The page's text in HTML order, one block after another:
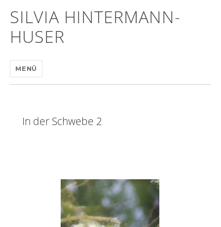
SILVIA HINTERMANN-
HUSER
MENÜ
In der Schwebe 2